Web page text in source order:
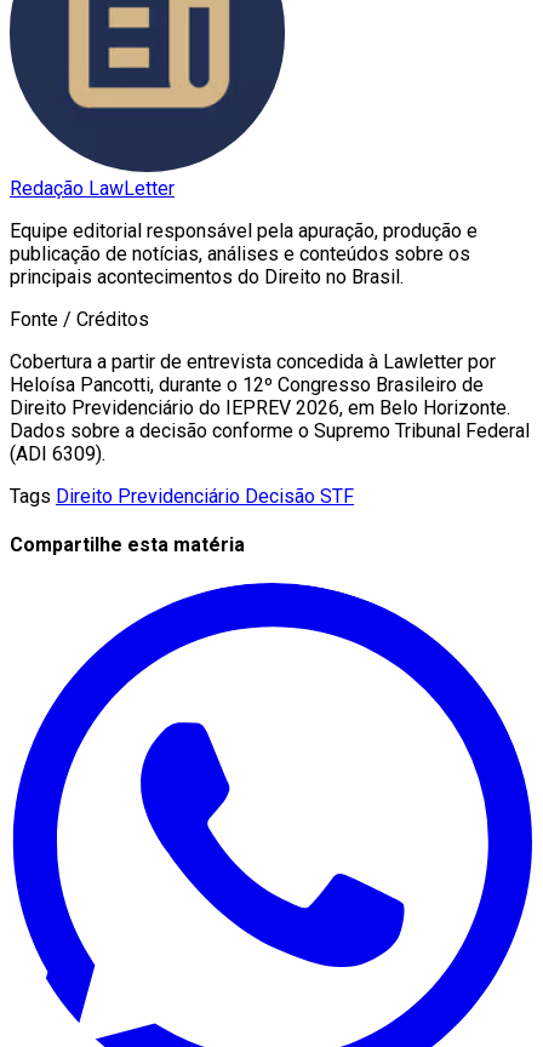
Redação LawLetter
Equipe editorial responsável pela apuração, produção e
publicação de notícias, análises e conteúdos sobre os
principais acontecimentos do Direito no Brasil.
Fonte / Créditos
Cobertura a partir de entrevista concedida à Lawletter por
Heloísa Pancotti, durante o 12º Congresso Brasileiro de
Direito Previdenciário do IEPREV 2026, em Belo Horizonte.
Dados sobre a decisão conforme o Supremo Tribunal Federal
(ADI 6309).
Tags Direito Previdenciário Decisão STF
Compartilhe esta matéria